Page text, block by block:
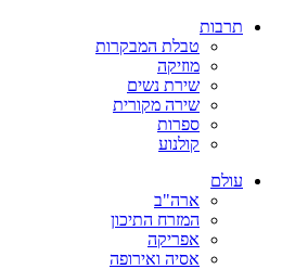
תרבות
טבלת המבקרות
מוזיקה
שירת נשים
שירה מקורית
ספרות
קולנוע
עולם
ארה"ב
המזרח התיכון
אפריקה
אסיה ואירופה